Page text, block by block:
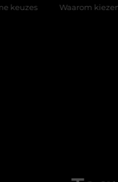
Waarom kiezen voor een